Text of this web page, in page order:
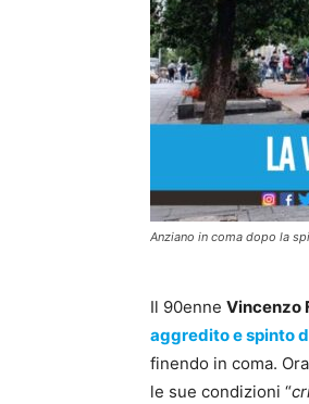
Anziano in coma dopo la
Il 90enne Vincenzo
aggredito e spinto
finendo in coma.
le sue condizioni “